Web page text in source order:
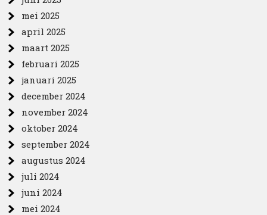
mei 2025
april 2025
maart 2025
februari 2025
januari 2025
december 2024
november 2024
oktober 2024
september 2024
augustus 2024
juli 2024
juni 2024
mei 2024